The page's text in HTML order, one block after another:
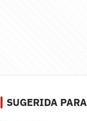
SUGERIDA